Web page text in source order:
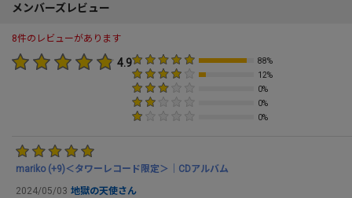
メンバーズレビュー
8件のレビューがあります
4.9
88%
12%
0%
0%
0%
mariko (+9)＜タワーレコード限定＞｜CDアルバム
2024/05/03 地獄の天使さん